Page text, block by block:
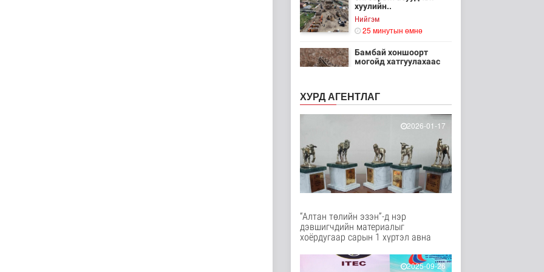
хуулийн..
Нийгэм
25 минутын өмнө
Бамбай хоншоорт
могойд хатгуулахаас
3 цаг 32 минутын өмнө
Ц.Идэрбат: Мал
эмнэлгийн салбарын
Нийгэм
3 цаг 41 минутын өмнө
Геологи, хайгуулын
салбарт “Oxus Metals
Улс төр
3 цаг 55 минутын өмнө
COP17 хурлын үеэр
"Нарантуул",
"Дүнжингарав" худ..
ХУРД АГЕНТЛАГ
2026-01-17
“Алтан төлийн эзэн”-д нэр
дэвшигчдийн материалыг
хоёрдугаар сарын 1 хүртэл авна
2025-09-26